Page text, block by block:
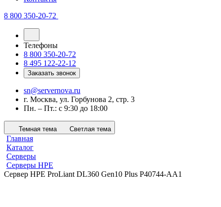
8 800 350-20-72
Телефоны
8 800 350-20-72
8 495 122-22-12
Заказать звонок
sn@servernova.ru
г. Москва, ул. Горбунова 2, стр. 3
Пн. – Пт.: с 9:30 до 18:00
Темная тема Светлая тема
Главная
Каталог
Серверы
Серверы HPE
Сервер HPE ProLiant DL360 Gen10 Plus P40744-AA1